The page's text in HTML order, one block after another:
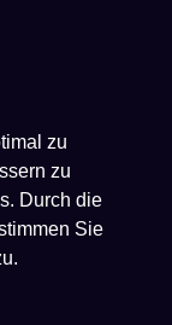
zu
zu
Durch die
Sie
- All Rights